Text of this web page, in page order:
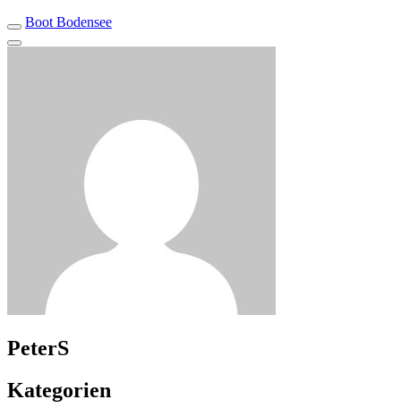
Boot Bodensee
PeterS
Kategorien